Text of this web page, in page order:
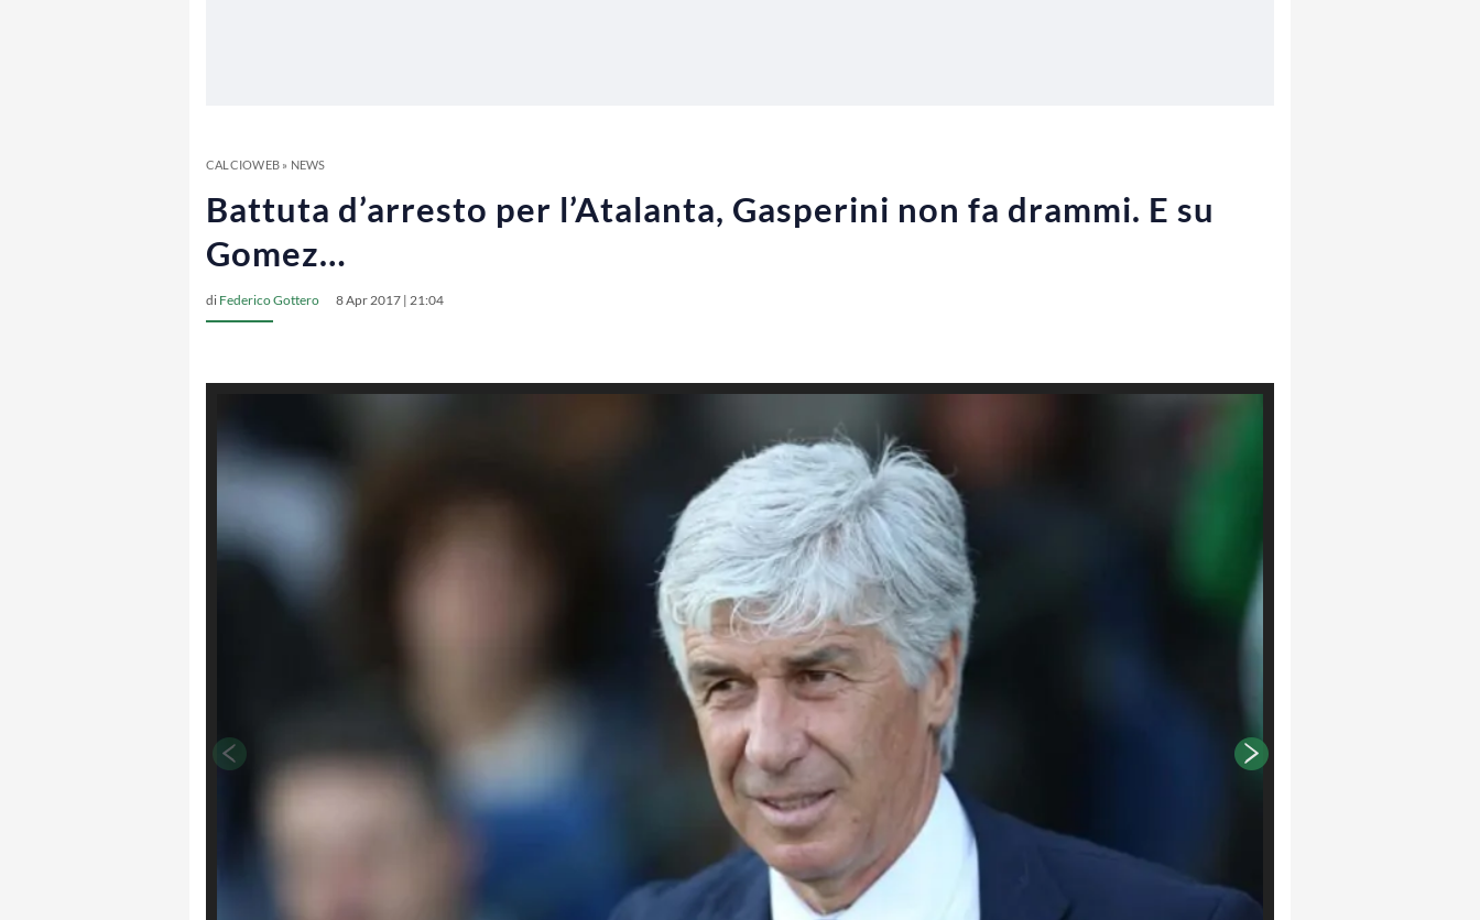
CALCIOWEB» NEWS
Battuta d’arresto per l’Atalanta, Gasperini non fa drammi. E su
Gomez…
di Federico Gottero 8 Apr 2017 | 21:04